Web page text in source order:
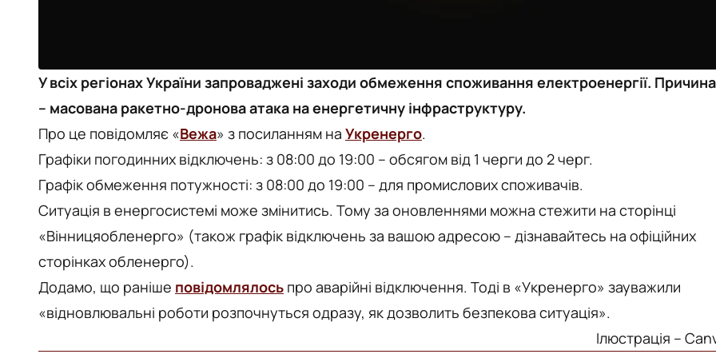
У всіх регіонах України запроваджені заходи обмеження споживання електроенергії. Причина
– масована ракетно-дронова атака на енергетичну інфраструктуру.
Про це повідомляє «Вежа» з посиланням на Укренерго.
Графіки погодинних відключень: з 08:00 до 19:00 – обсягом від 1 черги до 2 черг.
Графік обмеження потужності: з 08:00 до 19:00 – для промислових споживачів.
Ситуація в енергосистемі може змінитись. Тому за оновленнями можна стежити на сторінці
«Вінницяобленерго» (також графік відключень за вашою адресою – дізнавайтесь на офіційних
сторінках обленерго).
Додамо, що раніше повідомлялось про аварійні відключення. Тоді в «Укренерго» зауважили
«відновлювальні роботи розпочнуться одразу, як дозволить безпекова ситуація».
Ілюстрація –